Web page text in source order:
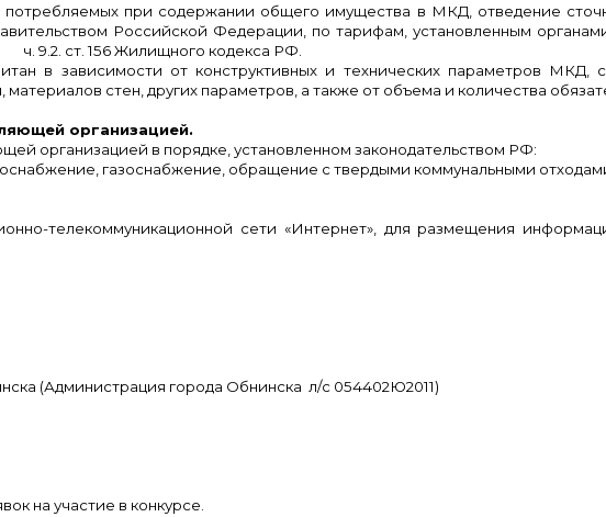
потребляемых при содержании общего имущества в МКД, отведение
Российской Федерации, по тарифам, установленным
9.2. ст. 156Жилищного кодекса РФ
в зависимости от конструктивных и технических параметров МКД,
стен, других параметров, а также от объема и количества
организацией.
организацией в порядке, установленном законодательством РФ:
газоснабжение, обращение с твердыми коммунальными
телекоммуникационной сети «Интернет», для размещения
(Администрация города Обнинска л/с 054402Ю2011)
на участие в конкурсе.